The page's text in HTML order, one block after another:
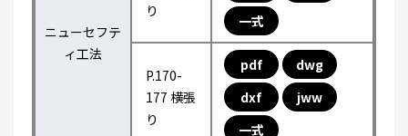
ニューセフテ
ィ工法
り
一式
P.170-
177 横張
り
pdf
dwg
dxf
jww
一式